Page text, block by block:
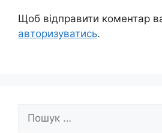
Щоб відправити коментар
авторизуватись.
Пошук: